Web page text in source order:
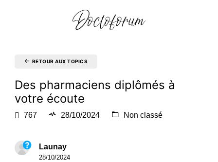
RETOUR AUX TOPICS
Des pharmaciens diplômés à
votre écoute
767 28/10/2024 Non classé
Launay
28/10/2024